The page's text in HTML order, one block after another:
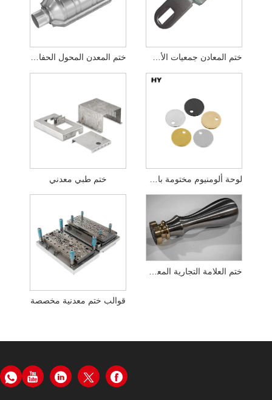
ختم المعدن المحول الحفاز للسيارات ختم المعادن جمعيات الأسلاك الإلكترونية
ختم طبي معدني
قوالب ختم معدنية مخصصة